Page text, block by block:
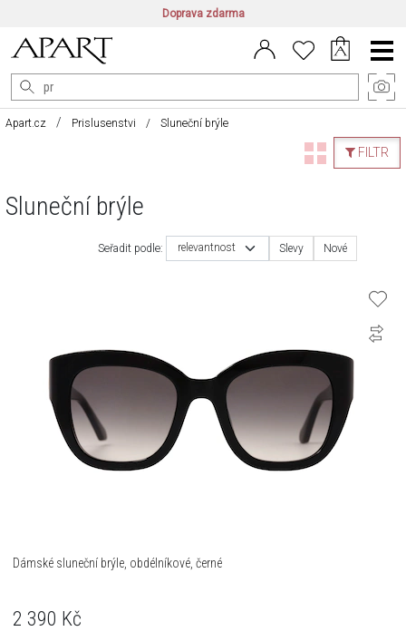
Doprava zdarma
CZ/CZK | EN/EUR PL/PLN
Main
Menu
Apart.cz Prislusenstvi Sluneční brýle
FILTR
Sluneční brýle
Seřadit podle: relevantnost Slevy Nové
Dámské sluneční brýle, obdélníkové, černé
2 390 Kč